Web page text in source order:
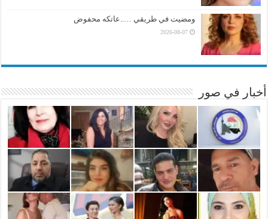
ومضيت في طريقي …..عاتكه محفوض
2026-08-07
أخبار في صور